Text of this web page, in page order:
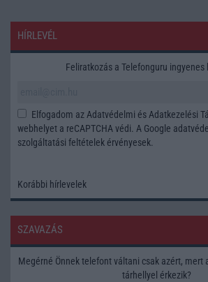
HÍRLEVÉL
Feliratkozás a Telefonguru ingyenes
Elfogadom az Adatvédelmi és Adatkezelési
webhelyet a reCAPTCHA védi. A Google
szolgáltatási feltételek érvényesek.
Korábbi hírlevelek
SZAVAZÁS
Megérné Önnek telefont váltani csak azért, mert
tárhellyel érkezik?